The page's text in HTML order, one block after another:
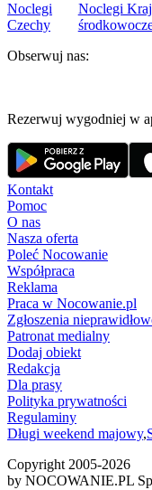
Noclegi
Czechy
Noclegi Kraj
Obserwuj nas:
Rezerwuj wygodniej w
Kontakt
Pomoc
O nas
Nasza oferta
Poleć Nocowanie
Współpraca
Reklama
Praca w Nocowanie.pl
Zgłoszenia
Patronat medialny
Dodaj obiekt
Redakcja
Dla prasy
Polityka prywatności
Regulaminy
Długi weekend majowy,
Copyright 2005-2026
by NOCOWANIE.PL